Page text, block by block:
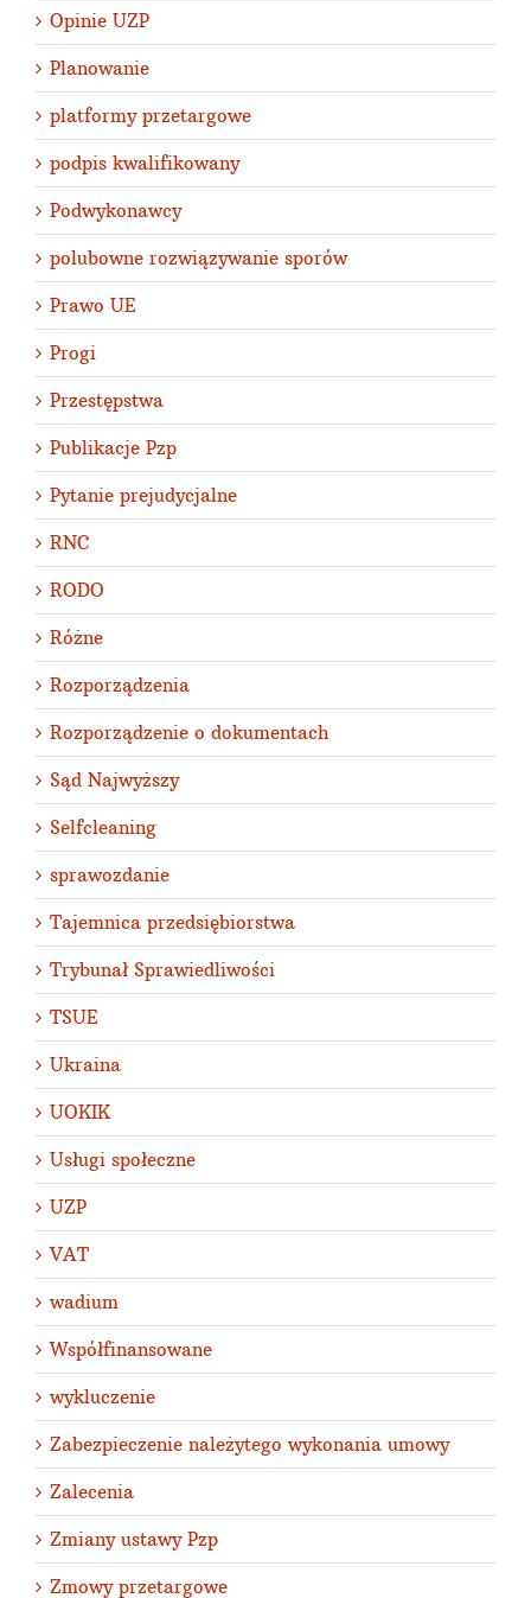
Opinie UZP
Planowanie
platformy przetargowe
podpis kwalifikowany
Podwykonawcy
polubowne rozwiązywanie sporów
Prawo UE
Progi
Przestępstwa
Publikacje Pzp
Pytanie prejudycjalne
RNC
RODO
Różne
Rozporządzenia
Rozporządzenie o dokumentach
Sąd Najwyższy
Selfcleaning
sprawozdanie
Tajemnica przedsiębiorstwa
Trybunał Sprawiedliwości
TSUE
Ukraina
UOKIK
Usługi społeczne
UZP
VAT
wadium
Współfinansowane
wykluczenie
Zabezpieczenie należytego wykonania umowy
Zalecenia
Zmiany ustawy Pzp
Zmowy przetargowe